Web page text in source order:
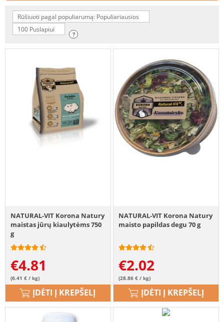
Rūšiuoti pagal populiarumą: Populiariausios
100 Puslapiui
?
NATURAL-VIT Korona Natury
maistas jūrų kiaulytėms 750
g
€4.81
(6.41 € / kg)
ĮDĖTI Į KREPŠELĮ
NATURAL-VIT Korona Natury
maisto papildas degu 70 g
€2.02
(28.86 € / kg)
ĮDĖTI Į KREPŠELĮ